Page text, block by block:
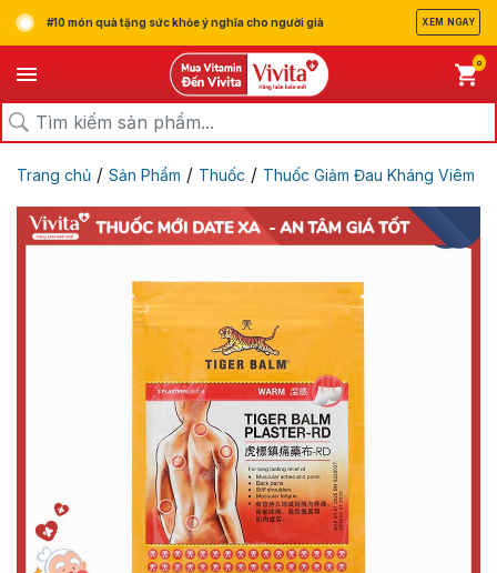
#10 món quà tặng sức khỏe ý nghĩa cho người già XEM NGAY
0
Trang chủ / Sản Phẩm / Thuốc / Thuốc Giảm Đau Kháng Viêm